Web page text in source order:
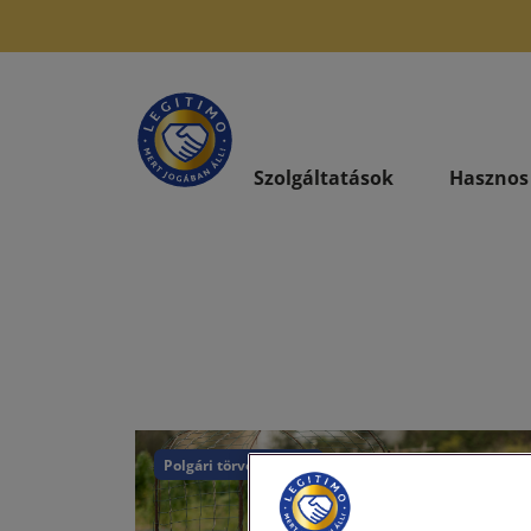
Szolgáltatások
Polgári törvénykönyv